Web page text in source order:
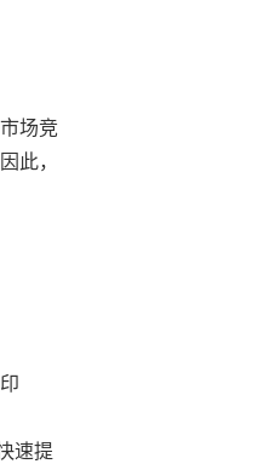
场竞
此，
速提